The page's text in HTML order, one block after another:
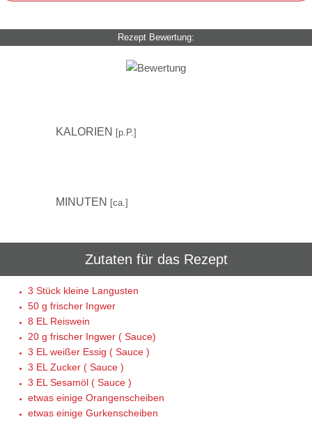
Rezept Bewertung:
KALORIEN [p.P.]
MINUTEN [ca.]
Zutaten für das Rezept
3 Stück kleine Langusten
50 g frischer Ingwer
8 EL Reiswein
20 g frischer Ingwer ( Sauce)
3 EL weißer Essig ( Sauce )
3 EL Zucker ( Sauce )
3 EL Sesamöl ( Sauce )
etwas einige Orangenscheiben
etwas einige Gurkenscheiben